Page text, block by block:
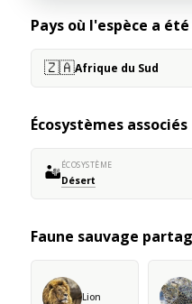
Pays où l'espèce a
🇿🇦Afrique du Sud
Écosystèmes associés
🏜️ÉCOSYSTÈME
Désert
Faune sauvage
Lion